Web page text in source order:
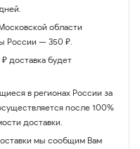
области
России — 350 ₽.
₽ доставка будет
в регионах России за
после 100%
доставки.
мы сообщим Вам